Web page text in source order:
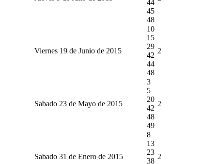
44
45
48
Viernes 19 de Junio de 2015
10
15
29
42
44
48
2
Sabado 23 de Mayo de 2015
3
5
20
42
48
49
2
Sabado 31 de Enero de 2015
8
13
23
38
2